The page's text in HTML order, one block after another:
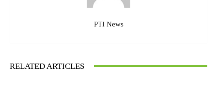
PTI News
RELATED ARTICLES